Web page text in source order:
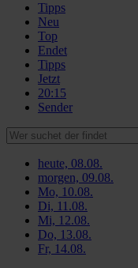
Tipps
Neu
Top
Endet
Tipps
Jetzt
20:15
Sender
heute, 08.08.
morgen, 09.08.
Mo, 10.08.
Di, 11.08.
Mi, 12.08.
Do, 13.08.
Fr, 14.08.